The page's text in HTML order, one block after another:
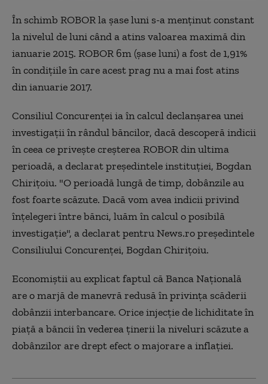
În schimb ROBOR la șase luni s-a menținut constant
la nivelul de luni când a atins valoarea maximă din
ianuarie 2015. ROBOR 6m (șase luni) a fost de 1,91%
în condițiile în care acest prag nu a mai fost atins
din ianuarie 2017.
Consiliul Concurenţei ia în calcul declanşarea unei
investigaţii în rândul băncilor, dacă descoperă indicii
în ceea ce priveşte creşterea ROBOR din ultima
perioadă, a declarat preşedintele instituţiei, Bogdan
Chiriţoiu. "O perioadă lungă de timp, dobânzile au
fost foarte scăzute. Dacă vom avea indicii privind
înţelegeri între bănci, luăm în calcul o posibilă
investigaţie", a declarat pentru News.ro preşedintele
Consiliului Concurenţei, Bogdan Chiriţoiu.
Economiștii au explicat faptul că Banca Națională
are o marjă de manevră redusă în privința scăderii
dobânzii interbancare. Orice injecție de lichiditate în
piață a băncii în vederea ținerii la niveluri scăzute a
dobânzilor are drept efect o majorare a inflației.